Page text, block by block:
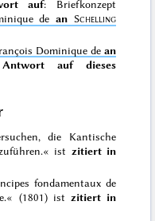
auf: Briefkonzept
de an Schelling
Dominique de an
Antwort auf dieses
die Kantische
ist zitiert in
fondamentaux de
(1801) ist zitiert in